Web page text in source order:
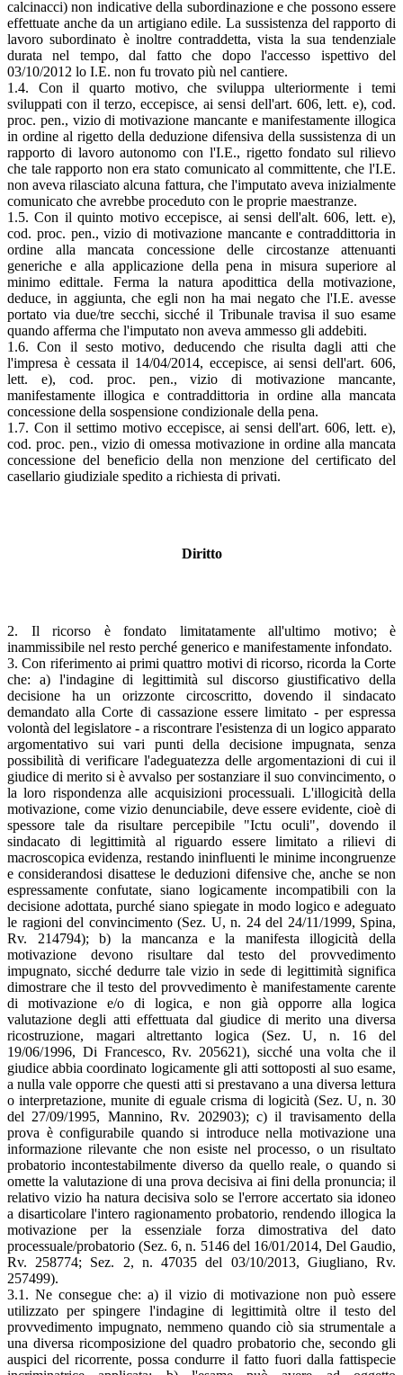
calcinacci) non indicative della subordinazione e che possono essere
effettuate anche da un artigiano edile. La sussistenza del rapporto di
lavoro subordinato è inoltre contraddetta, vista la sua tendenziale
durata nel tempo, dal fatto che dopo l'accesso ispettivo del
03/10/2012 lo I.E. non fu trovato più nel cantiere.
1.4. Con il quarto motivo, che sviluppa ulteriormente i temi
sviluppati con il terzo, eccepisce, ai sensi dell'art. 606, lett. e), cod.
proc. pen., vizio di motivazione mancante e manifestamente illogica
in ordine al rigetto della deduzione difensiva della sussistenza di un
rapporto di lavoro autonomo con l'I.E., rigetto fondato sul rilievo
che tale rapporto non era stato comunicato al committente, che l'I.E.
non aveva rilasciato alcuna fattura, che l'imputato aveva inizialmente
comunicato che avrebbe proceduto con le proprie maestranze.
1.5. Con il quinto motivo eccepisce, ai sensi dell'alt. 606, lett. e),
cod. proc. pen., vizio di motivazione mancante e contraddittoria in
ordine alla mancata concessione delle circostanze attenuanti
generiche e alla applicazione della pena in misura superiore al
minimo edittale. Ferma la natura apodittica della motivazione,
deduce, in aggiunta, che egli non ha mai negato che l'I.E. avesse
portato via due/tre secchi, sicché il Tribunale travisa il suo esame
quando afferma che l'imputato non aveva ammesso gli addebiti.
1.6. Con il sesto motivo, deducendo che risulta dagli atti che
l'impresa è cessata il 14/04/2014, eccepisce, ai sensi dell'art. 606,
lett. e), cod. proc. pen., vizio di motivazione mancante,
manifestamente illogica e contraddittoria in ordine alla mancata
concessione della sospensione condizionale della pena.
1.7. Con il settimo motivo eccepisce, ai sensi dell'art. 606, lett. e),
cod. proc. pen., vizio di omessa motivazione in ordine alla mancata
concessione del beneficio della non menzione del certificato del
casellario giudiziale spedito a richiesta di privati.
Diritto
2. Il ricorso è fondato limitatamente all'ultimo motivo; è
inammissibile nel resto perché generico e manifestamente infondato.
3. Con riferimento ai primi quattro motivi di ricorso, ricorda la Corte
che: a) l'indagine di legittimità sul discorso giustificativo della
decisione ha un orizzonte circoscritto, dovendo il sindacato
demandato alla Corte di cassazione essere limitato - per espressa
volontà del legislatore - a riscontrare l'esistenza di un logico apparato
argomentativo sui vari punti della decisione impugnata, senza
possibilità di verificare l'adeguatezza delle argomentazioni di cui il
giudice di merito si è avvalso per sostanziare il suo convincimento, o
la loro rispondenza alle acquisizioni processuali. L'illogicità della
motivazione, come vizio denunciabile, deve essere evidente, cioè di
spessore tale da risultare percepibile "Ictu oculi", dovendo il
sindacato di legittimità al riguardo essere limitato a rilievi di
macroscopica evidenza, restando ininfluenti le minime incongruenze
e considerandosi disattese le deduzioni difensive che, anche se non
espressamente confutate, siano logicamente incompatibili con la
decisione adottata, purché siano spiegate in modo logico e adeguato
le ragioni del convincimento (Sez. U, n. 24 del 24/11/1999, Spina,
Rv. 214794); b) la mancanza e la manifesta illogicità della
motivazione devono risultare dal testo del provvedimento
impugnato, sicché dedurre tale vizio in sede di legittimità significa
dimostrare che il testo del provvedimento è manifestamente carente
di motivazione e/o di logica, e non già opporre alla logica
valutazione degli atti effettuata dal giudice di merito una diversa
ricostruzione, magari altrettanto logica (Sez. U, n. 16 del
19/06/1996, Di Francesco, Rv. 205621), sicché una volta che il
giudice abbia coordinato logicamente gli atti sottoposti al suo esame,
a nulla vale opporre che questi atti si prestavano a una diversa lettura
o interpretazione, munite di eguale crisma di logicità (Sez. U, n. 30
del 27/09/1995, Mannino, Rv. 202903); c) il travisamento della
prova è configurabile quando si introduce nella motivazione una
informazione rilevante che non esiste nel processo, o un risultato
probatorio incontestabilmente diverso da quello reale, o quando si
omette la valutazione di una prova decisiva ai fini della pronuncia; il
relativo vizio ha natura decisiva solo se l'errore accertato sia idoneo
a disarticolare l'intero ragionamento probatorio, rendendo illogica la
motivazione per la essenziale forza dimostrativa del dato
processuale/probatorio (Sez. 6, n. 5146 del 16/01/2014, Del Gaudio,
Rv. 258774; Sez. 2, n. 47035 del 03/10/2013, Giugliano, Rv.
257499).
3.1. Ne consegue che: a) il vizio di motivazione non può essere
utilizzato per spingere l'indagine di legittimità oltre il testo del
provvedimento impugnato, nemmeno quando ciò sia strumentale a
una diversa ricomposizione del quadro probatorio che, secondo gli
auspici del ricorrente, possa condurre il fatto fuori dalla fattispecie